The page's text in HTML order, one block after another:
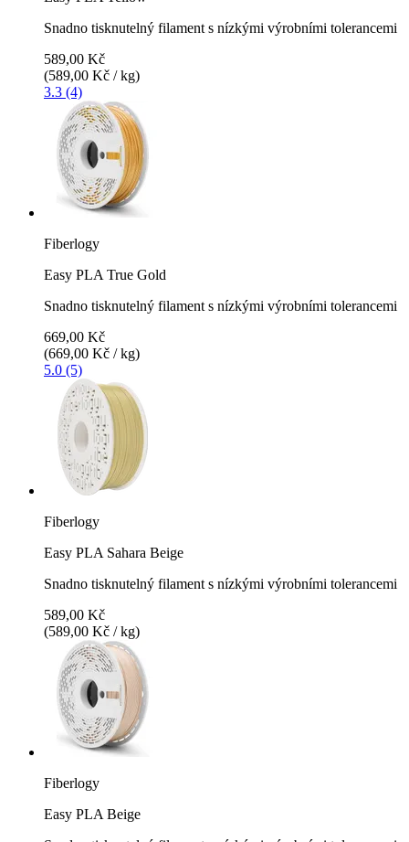
Snadno tisknutelný filament s nízkými výrobními tolerancemi
589,00 Kč
(589,00 Kč / kg)
3.3 (4)
Fiberlogy
Easy PLA True Gold
Snadno tisknutelný filament s nízkými výrobními tolerancemi
669,00 Kč
(669,00 Kč / kg)
5.0 (5)
Fiberlogy
Easy PLA Sahara Beige
Snadno tisknutelný filament s nízkými výrobními tolerancemi
589,00 Kč
(589,00 Kč / kg)
Fiberlogy
Easy PLA Beige